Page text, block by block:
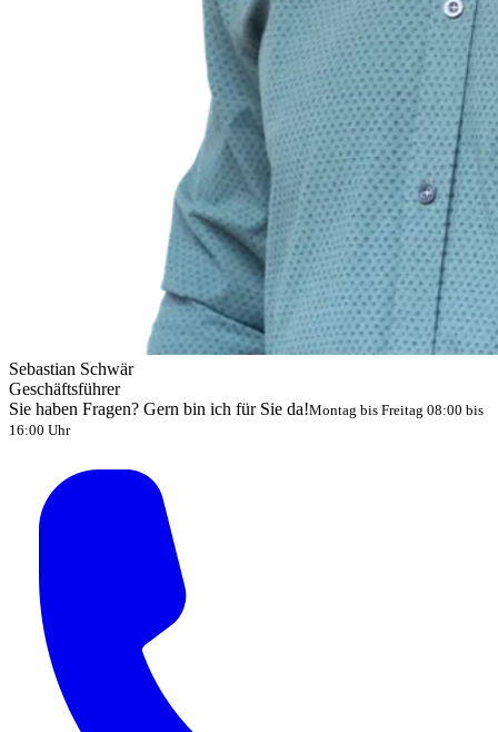
Sebastian Schwär
Geschäftsführer
Sie haben Fragen? Gern bin ich für Sie da!Montag bis Freitag 08:00 bis
16:00 Uhr